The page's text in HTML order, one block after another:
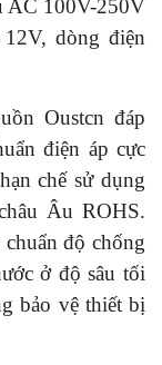
AC 100V-250V
dòng điện
Oustcn đáp
điện áp cực
chế sử dụng
Âu ROHS.
độ chống
ở độ sâu tối
bảo vệ thiết bị